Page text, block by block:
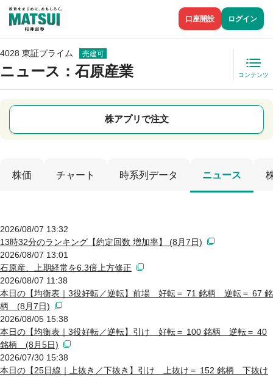
口座開設 ログイン
4028 東証プライム 売建可
ニュース ：石原産業 コンテンツ
株アプリで注文
株価 チャート 時系列データ ニュース
2026/08/07 13:32
13時32分のランキング【約定回数 増加率】 (8月7日)
2026/08/07 13:01
石原産、上期経常を6.3倍上方修正
2026/08/07 11:38
本日の【均衡表｜3役好転／逆転】前場 好転＝ 71 銘柄 逆転＝ 67 銘
柄 (8月7日)
2026/08/05 15:38
本日の【均衡表｜3役好転／逆転】引け 好転＝ 100 銘柄 逆転＝ 40
銘柄 (8月5日)
2026/07/30 15:38
本日の【25日線｜上抜き／下抜き】引け 上抜け＝ 152 銘柄 下抜け